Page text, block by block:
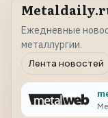
Ежедневные
металлургии.
Лента новостей